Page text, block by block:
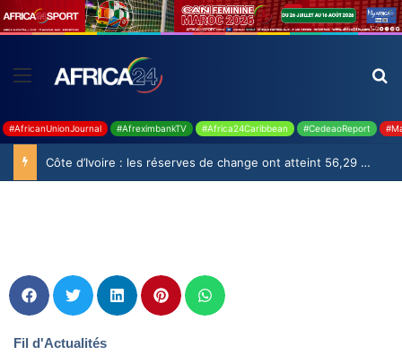
#AfricanUnionJournal #AfreximbankTV #Africa24Caribbean #CedeaoReport
Côte d’Ivoire : les réserves de change ont atteint 56,29 milliards USD en juillet
Fil d'Actualités